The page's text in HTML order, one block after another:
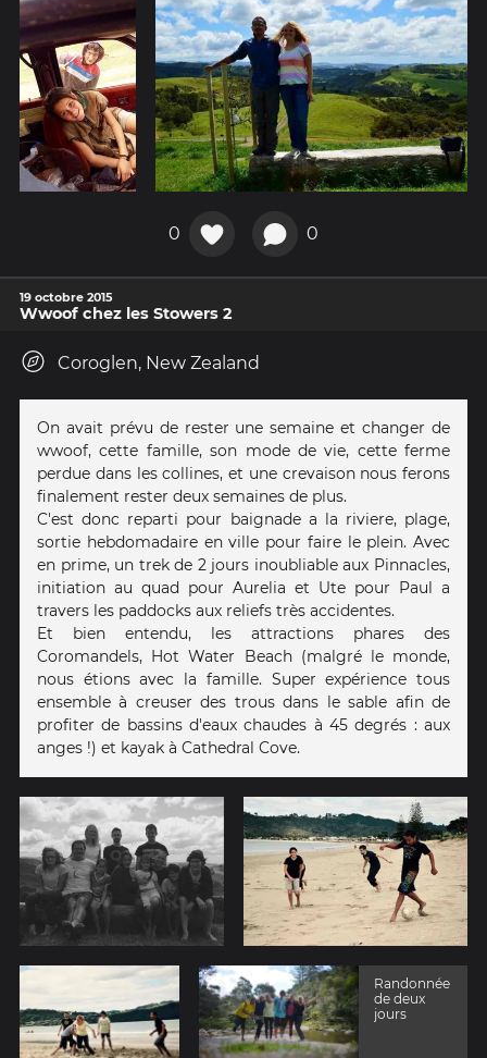
0 0
19 octobre 2015
Wwoof chez les Stowers 2
Coroglen, New Zealand
On avait prévu de rester une semaine et changer de
wwoof, cette famille, son mode de vie, cette ferme
perdue dans les collines, et une crevaison nous ferons
finalement rester deux semaines de plus.
C'est donc reparti pour baignade a la riviere, plage,
sortie hebdomadaire en ville pour faire le plein. Avec
en prime, un trek de 2 jours inoubliable aux Pinnacles,
initiation au quad pour Aurelia et Ute pour Paul a
travers les paddocks aux reliefs très accidentes.
Et bien entendu, les attractions phares des
Coromandels, Hot Water Beach (malgré le monde,
nous étions avec la famille. Super expérience tous
ensemble à creuser des trous dans le sable afin de
profiter de bassins d'eaux chaudes à 45 degrés : aux
anges !) et kayak à Cathedral Cove.
Randonnée
de deux
jours